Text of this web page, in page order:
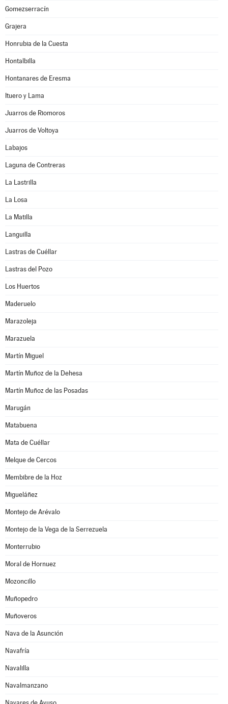
Gomezserracín
Grajera
Honrubia de la Cuesta
Hontalbilla
Hontanares de Eresma
Ituero y Lama
Juarros de Riomoros
Juarros de Voltoya
Labajos
Laguna de Contreras
La Lastrilla
La Losa
La Matilla
Languilla
Lastras de Cuéllar
Lastras del Pozo
Los Huertos
Maderuelo
Marazoleja
Marazuela
Martín Miguel
Martín Muñoz de la Dehesa
Martín Muñoz de las Posadas
Marugán
Matabuena
Mata de Cuéllar
Melque de Cercos
Membibre de la Hoz
Migueláñez
Montejo de Arévalo
Montejo de la Vega de la Serrezuela
Monterrubio
Moral de Hornuez
Mozoncillo
Muñopedro
Muñoveros
Nava de la Asunción
Navafría
Navalilla
Navalmanzano